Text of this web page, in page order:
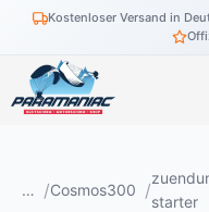
Kostenloser Versand in
… Cosmos300
starter